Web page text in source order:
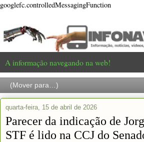
googlefc.controlledMessagingFunction
A informação navegando na web!
quarta-feira, 15 de abril de 2026
Parecer da indicação de
STF é lido na CCJ do